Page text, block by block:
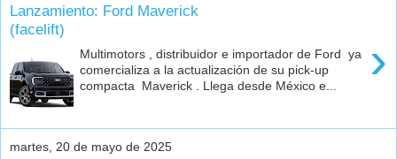
Lanzamiento: Ford Maverick
(facelift)
›
Multimotors , distribuidor e importador de Ford ya
comercializa a la actualización de su pick-up
compacta Maverick . Llega desde México e...
martes, 20 de mayo de 2025